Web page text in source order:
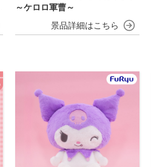
～ケロロ軍曹～